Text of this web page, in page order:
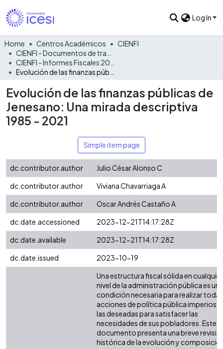
Log In
Home Centros Académicos
CIENFI
Evolución de las finanzas públicas de
Jenesano: Una mirada descriptiva
1985 - 2021
Simple item page
dc.contributor.author
Julio César Alonso C
dc.contributor.author
Viviana Chavarriaga A
dc.contributor.author
Oscar Andrés Castaño A
dc.date.accessioned
2023-12-21T14:17:28Z
dc.date.available
2023-12-21T14:17:28Z
dc.date.issued
2023-10-19
Una estructura fiscal sólida en cualquier
nivel de la administración pública es una
condición necesaria para realizar
acciones de política pública
las deseadas para satisfacer las
necesidades de sus pobladores. Este
documento presenta una breve
histórica de la evolución y